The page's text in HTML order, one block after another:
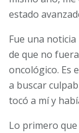
estado
Fue una
de que no
oncológico. Es
a buscar
tocó a mí y
Lo primero